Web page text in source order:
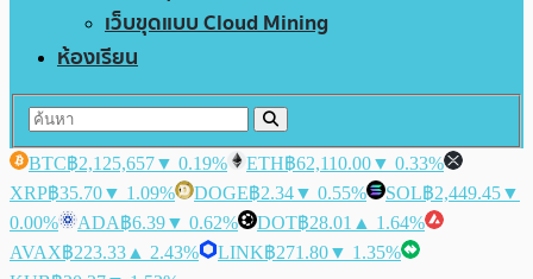
เว็บขุดแบบ Cloud Mining
ห้องเรียน
BTC฿2,125,657▼ 0.19% ETH฿62,110.00▼ 0.33%
XRP฿35.70▼ 1.09% DOGE฿2.34▼ 0.55% SOL฿2,449.45▼
0.00%
ADA฿6.39▼ 0.62% DOT฿28.01 ▲ 1.64%
AVAX฿223.33 ▲ 2.43% LINK฿271.80▼ 1.35%